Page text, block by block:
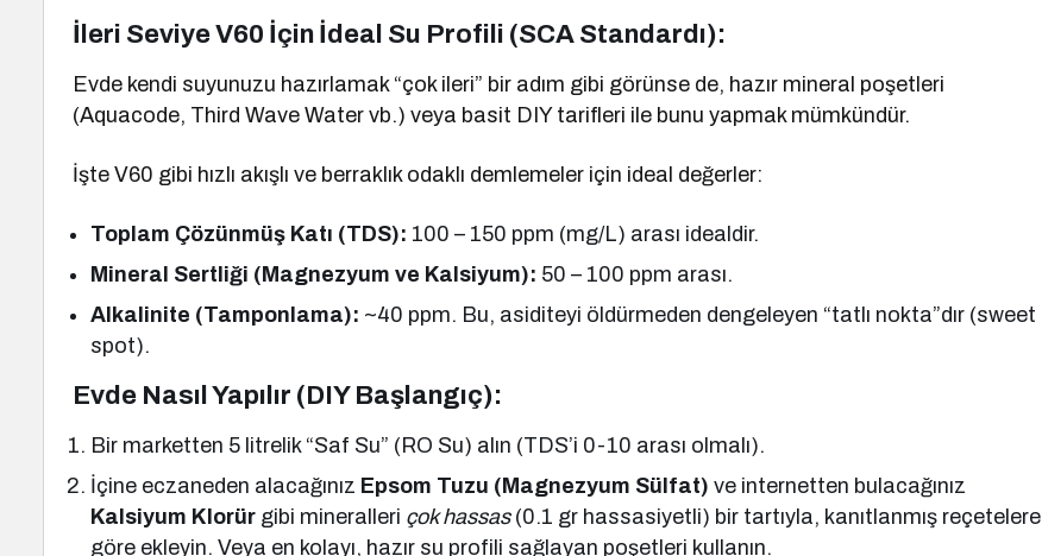
İleri Seviye V60 İçin İdeal Su Profili (SCA Standardı):
Evde kendi suyunuzu hazırlamak “çok ileri” bir adım gibi görünse de, hazır mineral poşetleri
(Aquacode, Third Wave Water vb.) veya basit DIY tarifleri ile bunu yapmak mümkündür.
İşte V60 gibi hızlı akışlı ve berraklık odaklı demlemeler için ideal değerler:
Toplam Çözünmüş Katı (TDS): 100 – 150 ppm (mg/L) arası idealdir.
Mineral Sertliği (Magnezyum ve Kalsiyum): 50 – 100 ppm arası.
Alkalinite (Tamponlama): ~40 ppm. Bu, asiditeyi öldürmeden dengeleyen “tatlı nokta”dır (sweet
spot).
Evde Nasıl Yapılır (DIY Başlangıç):
Bir marketten 5 litrelik “Saf Su” (RO Su) alın (TDS’i 0-10 arası olmalı).
İçine eczaneden alacağınız Epsom Tuzu (Magnezyum Sülfat) ve internetten bulacağınız
Kalsiyum Klorür gibi mineralleri çok hassas(0.1 gr hassasiyetli) bir tartıyla, kanıtlanmış reçetelere
göre ekleyin. Veya en kolayı, hazır su profili sağlayan poşetleri kullanın.